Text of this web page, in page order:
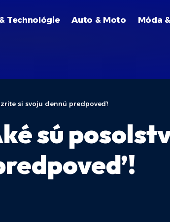
Technológie Auto & Moto Móda
si svoju dennú predpoveď!
sú